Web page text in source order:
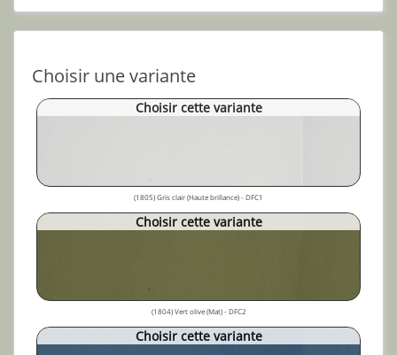
Choisir une variante
Choisir cette variante
(1805) Gris clair (Haute brillance) - DFC1
Choisir cette variante
(1804) Vert olive (Mat) - DFC2
Choisir cette variante